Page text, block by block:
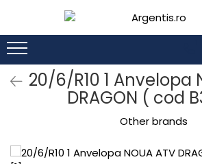
20/6/R10 1 Anvelopa
DRAGON ( cod
Other brands